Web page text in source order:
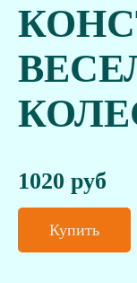
1020 руб
Купить